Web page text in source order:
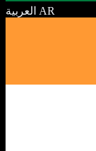
العربية AR